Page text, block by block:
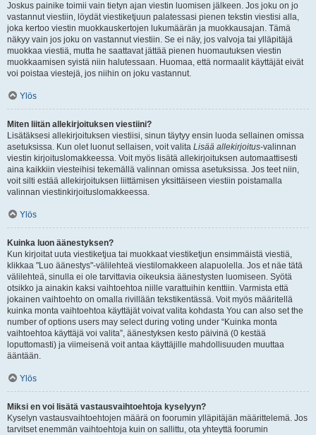
Joskus painike toimii vain tietyn ajan viestin luomisen jälkeen. Jos joku on jo
vastannut viestiin, löydät viestiketjuun palatessasi pienen tekstin viestisi alla,
joka kertoo viestin muokkauskertojen lukumäärän ja muokkausajan. Tämä
näkyy vain jos joku on vastannut viestiin. Se ei näy, jos valvoja tai ylläpitäjä
muokkaa viestiä, mutta he saattavat jättää pienen huomautuksen viestin
muokkaamisen syistä niin halutessaan. Huomaa, että normaalit käyttäjät eivät
voi poistaa viestejä, jos niihin on joku vastannut.
Ylös
Miten liitän allekirjoituksen viestiini?
Lisätäksesi allekirjoituksen viestiisi, sinun täytyy ensin luoda sellainen omissa
asetuksissa. Kun olet luonut sellaisen, voit valita Lisää allekirjoitus-valinnan
viestin kirjoituslomakkeessa. Voit myös lisätä allekirjoituksen automaattisesti
aina kaikkiin viesteihisi tekemällä valinnan omissa asetuksissa. Jos teet niin,
voit silti estää allekirjoituksen liittämisen yksittäiseen viestiin poistamalla
valinnan viestinkirjoituslomakkeessa.
Ylös
Kuinka luon äänestyksen?
Kun kirjoitat uuta viestiketjua tai muokkaat viestiketjun ensimmäistä viestiä,
klikkaa "Luo äänestys"-välilehteä viestilomakkeen alapuolella. Jos et näe tätä
välilehteä, sinulla ei ole tarvittavia oikeuksia äänestysten luomiseen. Syötä
otsikko ja ainakin kaksi vaihtoehtoa niille varattuihin kenttiin. Varmista että
jokainen vaihtoehto on omalla rivillään tekstikentässä. Voit myös määritellä
kuinka monta vaihtoehtoa käyttäjät voivat valita kohdasta You can also set the
number of options users may select during voting under “Kuinka monta
vaihtoehtoa käyttäjä voi valita”, äänestyksen kesto päivinä (0 kestää
loputtomasti) ja viimeisenä voit antaa käyttäjille mahdollisuuden muuttaa
ääntään.
Ylös
Miksi en voi lisätä vastausvaihtoehtoja kyselyyn?
Kyselyn vastausvaihtoehtojen määrä on foorumin ylläpitäjän määrittelemä. Jos
tarvitset enemmän vaihtoehtoja kuin on sallittu, ota yhteyttä foorumin